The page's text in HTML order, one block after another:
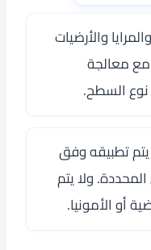
والأرضيات
مع معالجة
نوع السطح.
تطبيقه وفق
ولا يتم
أو الأمونيا.